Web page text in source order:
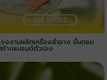
รงงานผลิตเครื่องสำอาง ขั้นตอน
ร้างแบรนด์ตัวเอง